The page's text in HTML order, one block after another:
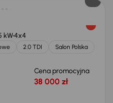
kW4x4
2.0 TDI
Salon Polska
Cena promocyjna
38 000 zł